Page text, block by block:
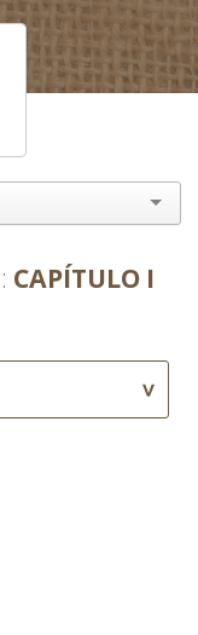
CAPÍTULO I